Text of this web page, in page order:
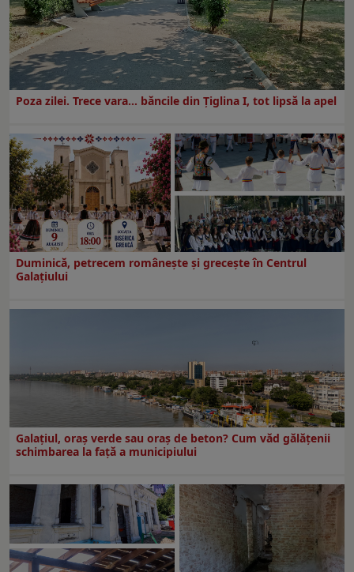
Poza zilei. Trece vara… băncile din Ţiglina I, tot lipsă la apel
Duminică, petrecem româneşte şi greceşte în Centrul
Galaţiului
Galațiul, oraș verde sau oraș de beton? Cum văd gălățenii
schimbarea la față a municipiului